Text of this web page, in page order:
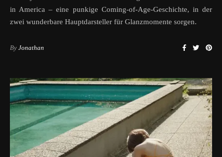
in America – eine punkige Coming-of-Age-Geschichte, in der
zwei wunderbare Hauptdarsteller für Glanzmomente sorgen.
By Jonathan